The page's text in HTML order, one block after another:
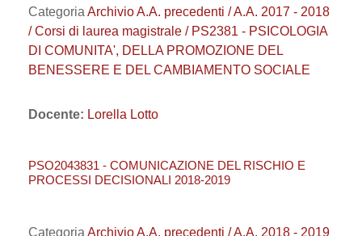
Categoria Archivio A.A. precedenti / A.A. 2017 - 2018
/ Corsi di laurea magistrale / PS2381 - PSICOLOGIA
DI COMUNITA', DELLA PROMOZIONE DEL
BENESSERE E DEL CAMBIAMENTO SOCIALE
Docente: Lorella Lotto
PSO2043831 - COMUNICAZIONE DEL RISCHIO E
PROCESSI DECISIONALI 2018-2019
Categoria Archivio A.A. precedenti / A.A. 2018 - 2019